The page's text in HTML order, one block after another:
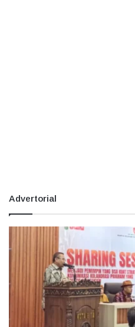
Advertorial